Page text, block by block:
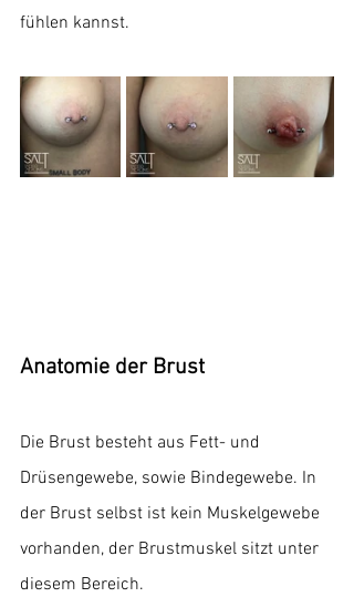
fühlen kannst.
Anatomie der Brust
Die Brust besteht aus Fett- und
Drüsengewebe, sowie Bindegewebe. In
der Brust selbst ist kein Muskelgewebe
vorhanden, der Brustmuskel sitzt unter
diesem Bereich.